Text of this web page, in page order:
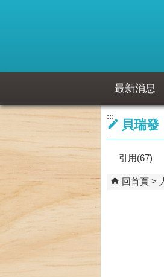
最新消息
:::
貝瑞發
引用(67)
回首頁